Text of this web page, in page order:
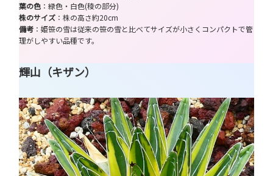
葉の色 ：緑色・白色(稜の部分)
株のサイズ ：株の高さ約20cm
備考 ：姫笹の雪は従来の笹の雪と比べてサイズが小さくコンパクトで管
理がしやすい品種です。
輝山（キザン）